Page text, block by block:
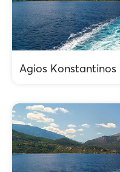
Agios Konstantinos